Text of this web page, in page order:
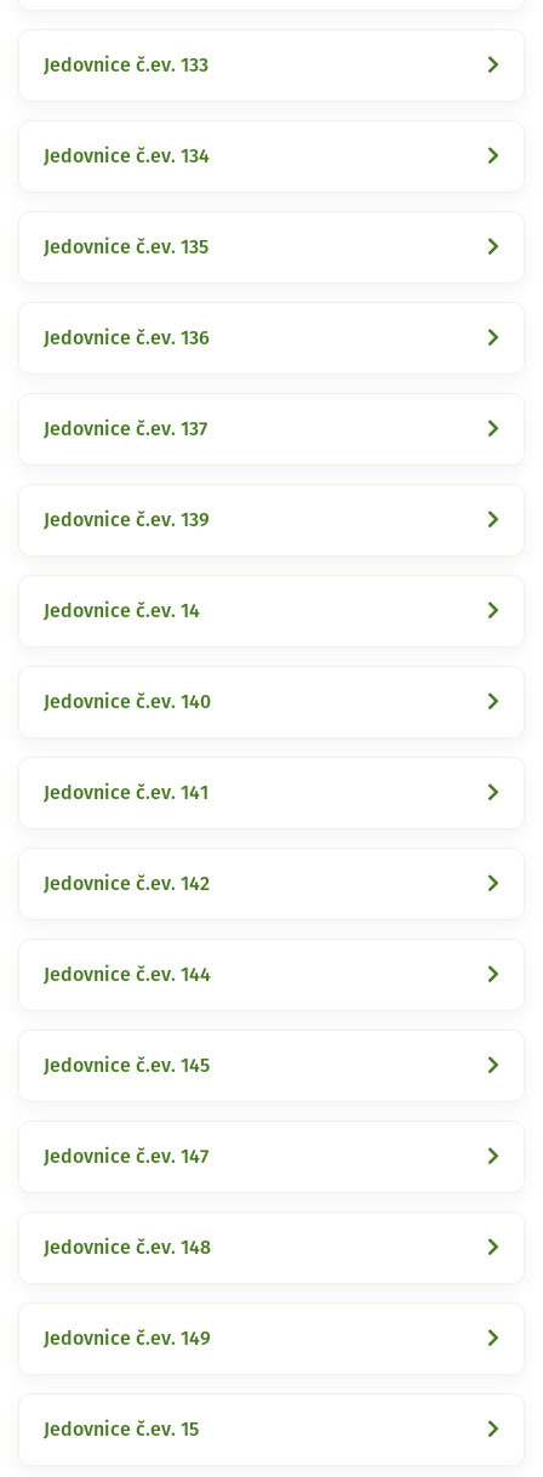
Jedovnice č.ev. 133
Jedovnice č.ev. 134
Jedovnice č.ev. 135
Jedovnice č.ev. 136
Jedovnice č.ev. 137
Jedovnice č.ev. 139
Jedovnice č.ev. 14
Jedovnice č.ev. 140
Jedovnice č.ev. 141
Jedovnice č.ev. 142
Jedovnice č.ev. 144
Jedovnice č.ev. 145
Jedovnice č.ev. 147
Jedovnice č.ev. 148
Jedovnice č.ev. 149
Jedovnice č.ev. 15